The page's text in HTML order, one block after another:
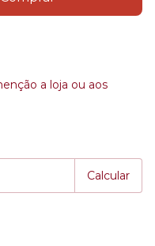
a loja ou aos
Calcular